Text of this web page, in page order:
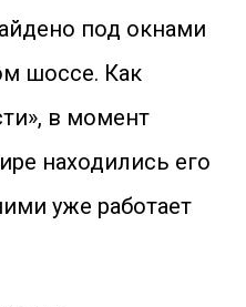
под окнами
шоссе. Как
в момент
находились его
уже работает